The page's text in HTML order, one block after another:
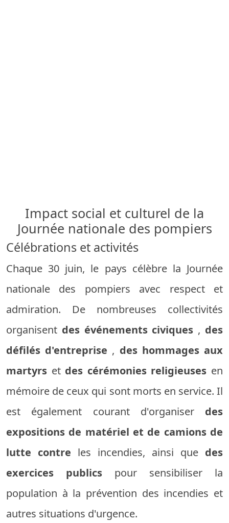
Impact social et culturel de la
Journée nationale des pompiers
Célébrations et activités
Chaque 30 juin, le pays célèbre la Journée
nationale des pompiers avec respect et
admiration. De nombreuses collectivités
organisent des événements civiques , des
défilés d'entreprise , des hommages aux
martyrs et des cérémonies religieuses en
mémoire de ceux qui sont morts en service. Il
est également courant d'organiser des
expositions de matériel et de camions de
lutte contre les incendies, ainsi que des
exercices publics pour sensibiliser la
population à la prévention des incendies et
autres situations d'urgence.